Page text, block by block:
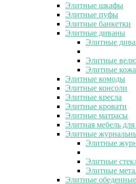
Элитные шкафы
Элитные пуфы
Элитные банкетки
Элитные диваны
Элитные
Элитные
Элитные
Элитные комоды
Элитные консоли
Элитные кресла
Элитные кровати
Элитные матрасы
Элитная мебель
Элитные
Элитные
Элитные
Элитные
Элитные